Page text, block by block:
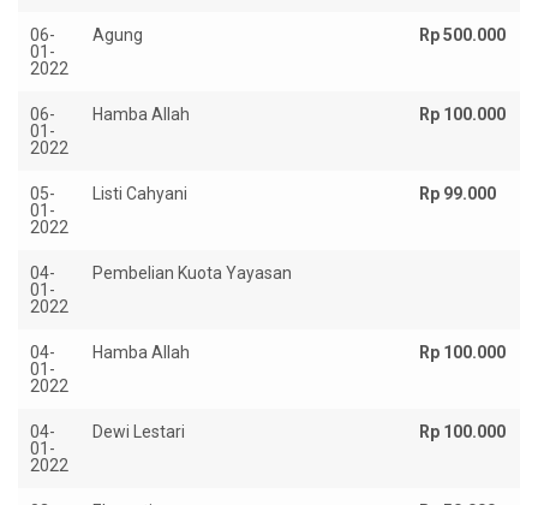
06-
01-
2022
Agung Rp 500.000
06-
01-
2022
Hamba Allah Rp 100.000
05-
01-
2022
Listi Cahyani Rp 99.000
04-
01-
2022
Pembelian Kuota Yayasan
04-
01-
2022
Hamba Allah Rp 100.000
04-
01-
2022
Dewi Lestari Rp 100.000